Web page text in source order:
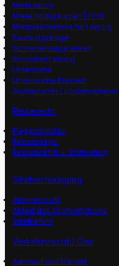
Mietkaution
Miete richtig kürzen | 2026
Mietpreisbremse für Leipzig
Räumungsklage
Schönheitsreparaturen
Schonfristzahlung
Untermiete
Unwirksame Klauseln
Wärmezähler / Kostenverteiler
Reiserecht
Fluggastrechte
Reisemängel
Reiserücktritt u. Stornierung
Strafverteidigung
Akteneinsicht
Ablauf des Strafverfahrens
Strafbefehl
Verkehrsrecht / Owi
Autokauf und Mangel